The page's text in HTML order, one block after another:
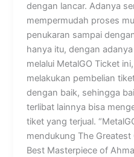
dengan lancar. Adanya
mempermudah proses
penukaran sampai
hanya itu, dengan
melalui MetalGO Ticket
melakukan pembelian
dengan baik, sehingga
terlibat lainnya bisa
tiket yang terjual.
mendukung The
Best Masterpiece of